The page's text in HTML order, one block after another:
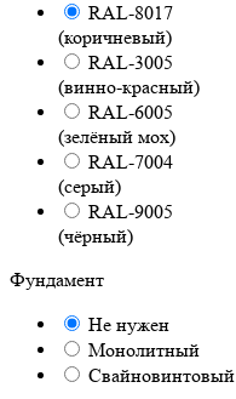
RAL-8017
(коричневый)
RAL-3005
(винно-красный)
RAL-6005
(зелёный мох)
RAL-7004
(серый)
RAL-9005
(чёрный)
Фундамент
Не нужен
Монолитный
Свайновинтовый